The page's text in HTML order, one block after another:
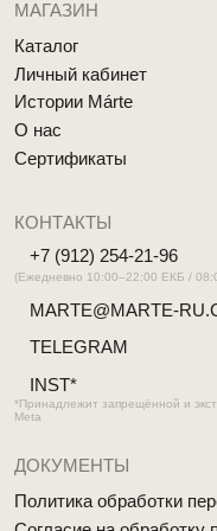
MÁRTE © 2026 Все права защищены